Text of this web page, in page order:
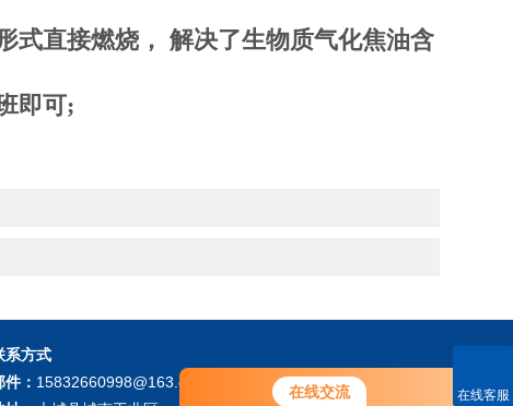
在线交流
您好！欢迎前来咨询，很高兴为您
式直接燃烧， 解决了生物质气化焦油含
即可;
系方式
件： 15832660998@163.com
在线客服